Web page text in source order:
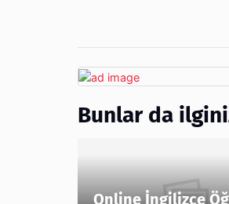
Bunlar da
Online İngilizce